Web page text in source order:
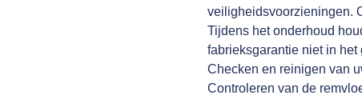
veiligheidsvoorzieningen.
Tijdens het onderhoud
fabrieksgarantie niet in het
Checken en reinigen van
Controleren van de